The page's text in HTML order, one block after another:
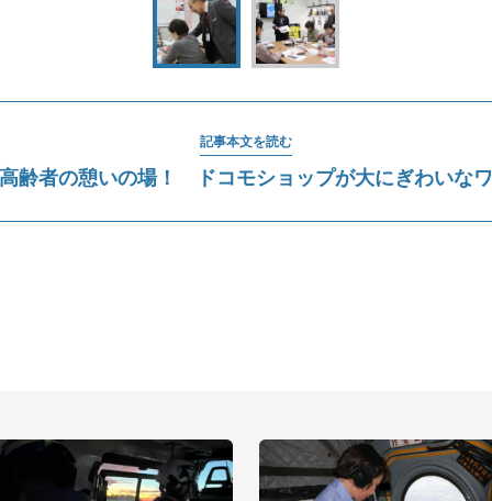
記事本文を読む
齢者の憩いの場！ ドコモショップが大にぎわいな